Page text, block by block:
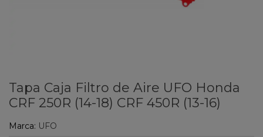
Tapa Caja Filtro de Aire UFO Honda
CRF 250R (14-18) CRF 450R (13-16)
Marca: UFO